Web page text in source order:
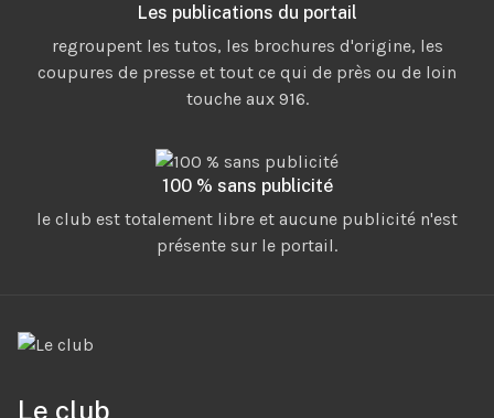
Les publications du portail
regroupent les tutos, les brochures d'origine, les
coupures de presse et tout ce qui de près ou de loin
touche aux 916.
100 % sans publicité
le club est totalement libre et aucune publicité n'est
présente sur le portail.
Le club